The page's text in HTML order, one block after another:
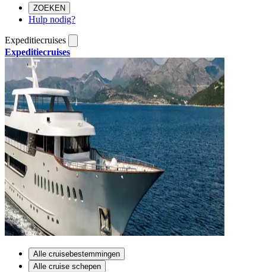
ZOEKEN
Hulp nodig?
Expeditiecruises
Expeditiecruises
Alle cruisebestemmingen
Alle cruise schepen